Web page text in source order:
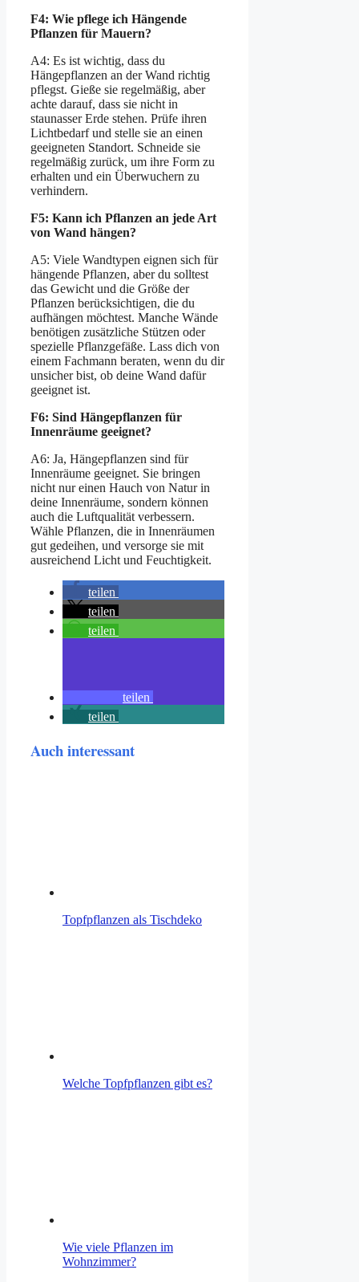
F4: Wie pflege ich Hängende
Pflanzen für Mauern?
A4: Es ist wichtig, dass du
Hängepflanzen an der Wand richtig
pflegst. Gieße sie regelmäßig, aber
achte darauf, dass sie nicht in
staunasser Erde stehen. Prüfe ihren
Lichtbedarf und stelle sie an einen
geeigneten Standort. Schneide sie
regelmäßig zurück, um ihre Form zu
erhalten und ein Überwuchern zu
verhindern.
F5: Kann ich Pflanzen an jede Art
von Wand hängen?
A5: Viele Wandtypen eignen sich für
hängende Pflanzen, aber du solltest
das Gewicht und die Größe der
Pflanzen berücksichtigen, die du
aufhängen möchtest. Manche Wände
benötigen zusätzliche Stützen oder
spezielle Pflanzgefäße. Lass dich von
einem Fachmann beraten, wenn du dir
unsicher bist, ob deine Wand dafür
geeignet ist.
F6: Sind Hängepflanzen für
Innenräume geeignet?
A6: Ja, Hängepflanzen sind für
Innenräume geeignet. Sie bringen
nicht nur einen Hauch von Natur in
deine Innenräume, sondern können
auch die Luftqualität verbessern.
Wähle Pflanzen, die in Innenräumen
gut gedeihen, und versorge sie mit
ausreichend Licht und Feuchtigkeit.
teilen
teilen
teilen
teilen
teilen
Auch interessant
Topfpflanzen als Tischdeko
Welche Topfpflanzen gibt es?
Wie viele Pflanzen im
Wohnzimmer?